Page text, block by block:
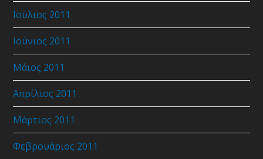
Ιούλιος 2011
Ιούνιος 2011
Μάιος 2011
Απρίλιος 2011
Μάρτιος 2011
Φεβρουάριος 2011